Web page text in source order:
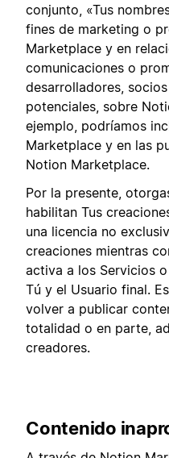
conjunto, «Tus
fines de marketing o
Marketplace y en
comunicaciones o
desarrolladores,
potenciales, sobre
ejemplo, podríamos
Marketplace y en las
Notion Marketplace.
Por la presente,
habilitan Tus
una licencia no
creaciones mientras
activa a los Servicios
Tú y el Usuario final.
volver a publicar
totalidad o en parte,
creadores.
Contenido